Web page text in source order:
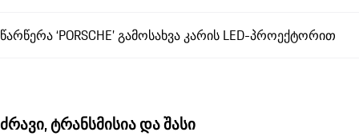
წარწერა ‘PORSCHE’ გამოსახვა კარის LED-პროექტორით
ძრავი, ტრანსმისია და შასი